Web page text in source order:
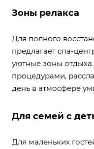
Зоны релакса
Для полного
предлагает спа-
уютные зоны отдыха.
процедурами,
день в атмосфере
Для семей с
Для маленьких